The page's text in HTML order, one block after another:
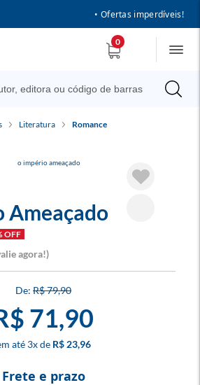
• Ofertas imperdíveis!
0
Literatura Romance
Ameaçado
OFF
agora!
R$ 79,90
71,90
3x R$ 23,96
Frete e prazo